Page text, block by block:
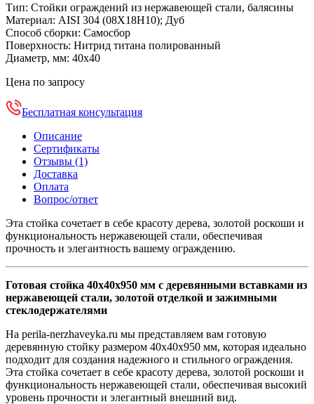
Тип: Стойки ограждений из нержавеющей стали, балясины
Материал: AISI 304 (08Х18Н10); Дуб
Способ сборки: Самосбор
Поверхность: Нитрид титана полированный
Диаметр, мм: 40х40
Цена по запросу
Бесплатная консультация
Описание
Сертификаты
Отзывы (1)
Доставка
Оплата
Вопрос/ответ
Эта стойка сочетает в себе красоту дерева, золотой роскоши и
функциональность нержавеющей стали, обеспечивая
прочность и элегантность вашему ограждению.
Готовая стойка 40х40х950 мм с деревянными вставками из
нержавеющей стали, золотой отделкой и зажимными
стеклодержателями
На perila-nerzhaveyka.ru мы представляем вам готовую
деревянную стойку размером 40х40х950 мм, которая идеально
подходит для создания надежного и стильного ограждения.
Эта стойка сочетает в себе красоту дерева, золотой роскоши и
функциональность нержавеющей стали, обеспечивая высокий
уровень прочности и элегантный внешний вид.